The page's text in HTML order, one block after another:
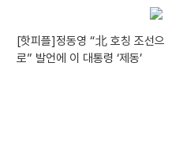
[핫피플]정동영 “北 호칭 조선으
로” 발언에 이 대통령 ‘제동’